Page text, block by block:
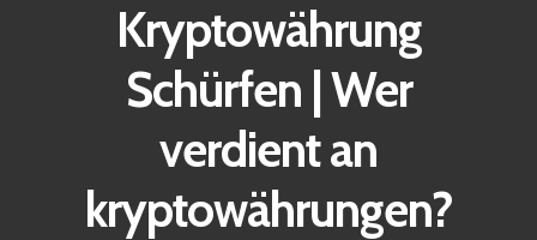
Kryptowährung
Schürfen | Wer
verdient an
kryptowährungen?